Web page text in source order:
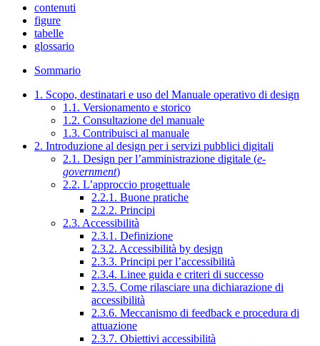
contenuti
figure
tabelle
glossario
Sommario
1. Scopo, destinatari e uso del Manuale operativo di design
1.1. Versionamento e storico
1.2. Consultazione del manuale
1.3. Contribuisci al manuale
2. Introduzione al design per i servizi pubblici digitali
2.1. Design per l’amministrazione digitale (e-
government)
2.2. L’approccio progettuale
2.2.1. Buone pratiche
2.2.2. Principi
2.3. Accessibilità
2.3.1. Definizione
2.3.2. Accessibilità by design
2.3.3. Principi per l’accessibilità
2.3.4. Linee guida e criteri di successo
2.3.5. Come rilasciare una dichiarazione di
accessibilità
2.3.6. Meccanismo di feedback e procedura di
attuazione
2.3.7. Obiettivi accessibilità